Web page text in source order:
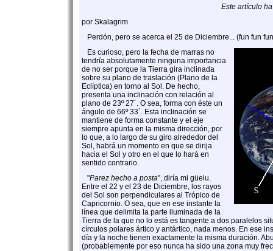
Este artículo
por Skalagrim
Perdón, pero se acerca el 25 de Diciembre... (fun fun
Es curioso, pero la fecha de marras no
tendría absolutamente ninguna importancia
de no ser porque la Tierra gira inclinada
sobre su plano de traslación (Plano de la
Eclíptica) en torno al Sol. De hecho,
presenta una inclinación con relación al
plano de 23º 27´. O sea, forma con éste un
ángulo de 66º 33´. Esta inclinación se
mantiene de forma constante y el eje
siempre apunta en la misma dirección, por
lo que, a lo largo de su giro alrededor del
Sol, habrá un momento en que se dirija
hacia el Sol y otro en el que lo hará en
sentido contrario.
"Parez hecho a posta", diría mi güelu.
Entre el 22 y el 23 de Diciembre, los rayos
del Sol son perpendiculares al Trópico de
Capricornio. O sea, que en ese instante la
línea que delimita la parte iluminada de la
Tierra de la que no lo está es tangente a dos paralelos
círculos polares ártico y antártico, nada menos. En ese
día y la noche tienen exactamente la misma duración.
(probablemente por eso nunca ha sido una zona muy